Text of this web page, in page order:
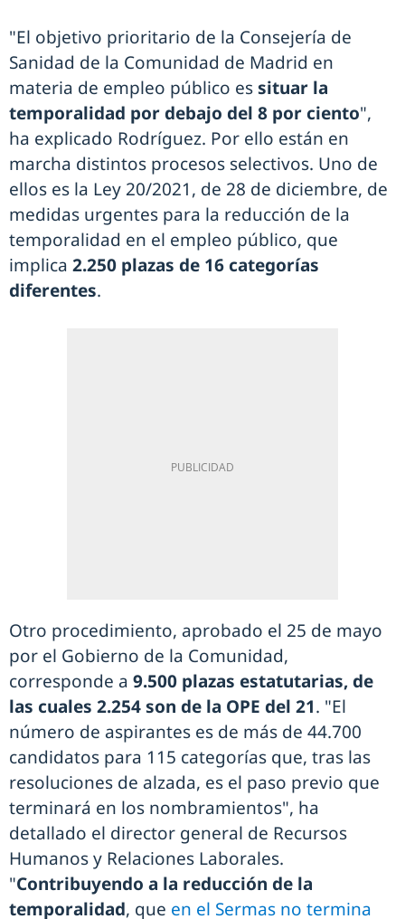
"El objetivo prioritario de la Consejería de
Sanidad de la Comunidad de Madrid en
materia de empleo público essituar la
temporalidad por debajo del 8 por ciento",
ha explicado Rodríguez. Por ello están en
marcha distintos procesos selectivos. Uno de
ellos es la Ley 20/2021, de 28 de diciembre, de
medidas urgentes para la reducción de la
temporalidad en el empleo público, que
implica 2.250 plazas de 16 categorías
diferentes.
Otro procedimiento, aprobado el 25 de mayo
por el Gobierno de la Comunidad,
corresponde a 9.500 plazas estatutarias, de
las cuales 2.254 son de la OPE del 21. "El
número de aspirantes es de más de 44.700
candidatos para 115 categorías que, tras las
resoluciones de alzada, es el paso previo que
terminará en los nombramientos", ha
detallado el director general de Recursos
Humanos y Relaciones Laborales.
"Contribuyendo a la reducción de la
temporalidad, que en el Sermas no termina